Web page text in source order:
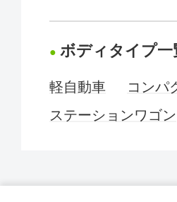
ボディタイプ一
軽自動車 コンパ
ステーションワゴン